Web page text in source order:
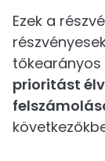
Ezek a
prioritást